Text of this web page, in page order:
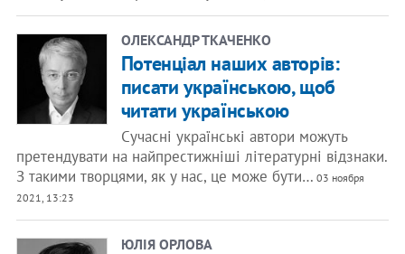
ОЛЕКСАНДР ТКАЧЕНКО
Потенціал наших авторів:
писати українською, щоб
читати українською
Сучасні українські автори можуть
претендувати на найпрестижніші літературні відзнаки.
З такими творцями, як у нас, це може бути… 03 ноября
2021, 13:23
ЮЛІЯ ОРЛОВА